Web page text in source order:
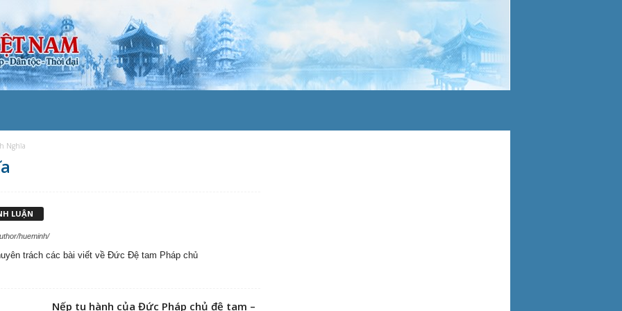
Nghĩa
LUẬN
hueminh/
trách các bài viết về Đức Đệ tam Pháp chủ
Nếp tu hành của Đức Pháp chủ đệ tam –